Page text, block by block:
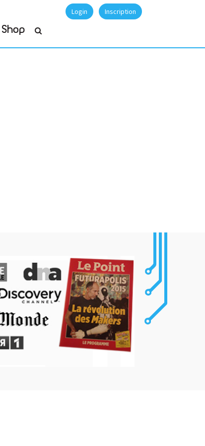
Login Inscription
Shop